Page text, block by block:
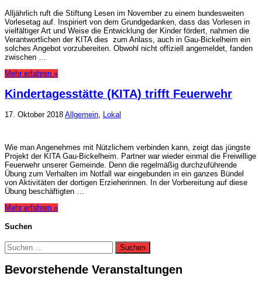
Alljährlich ruft die Stiftung Lesen im November zu einem bundesweiten
Vorlesetag auf. Inspiriert von dem Grundgedanken, dass das Vorlesen in
vielfältiger Art und Weise die Entwicklung der Kinder fördert, nahmen die
Verantwortlichen der KITA dies zum Anlass, auch in Gau-Bickelheim ein
solches Angebot vorzubereiten. Obwohl nicht offiziell angemeldet, fanden
zwischen …
Mehr erfahren »
Kindertagesstätte (KITA) trifft Feuerwehr
17. Oktober 2018 Allgemein, Lokal
Wie man Angenehmes mit Nützlichem verbinden kann, zeigt das jüngste
Projekt der KITA Gau-Bickelheim. Partner war wieder einmal die Freiwillige
Feuerwehr unserer Gemeinde. Denn die regelmäßig durchzuführende
Übung zum Verhalten im Notfall war eingebunden in ein ganzes Bündel
von Aktivitäten der dortigen Erzieherinnen. In der Vorbereitung auf diese
Übung beschäftigten …
Mehr erfahren »
Suchen
Suchen
nach:
Bevorstehende Veranstaltungen